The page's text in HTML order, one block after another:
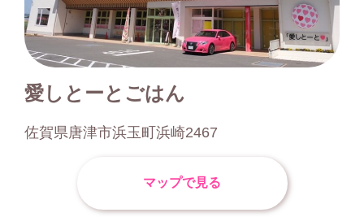
愛しとーとごはん
佐賀県唐津市浜玉町浜崎2467
マップで見る